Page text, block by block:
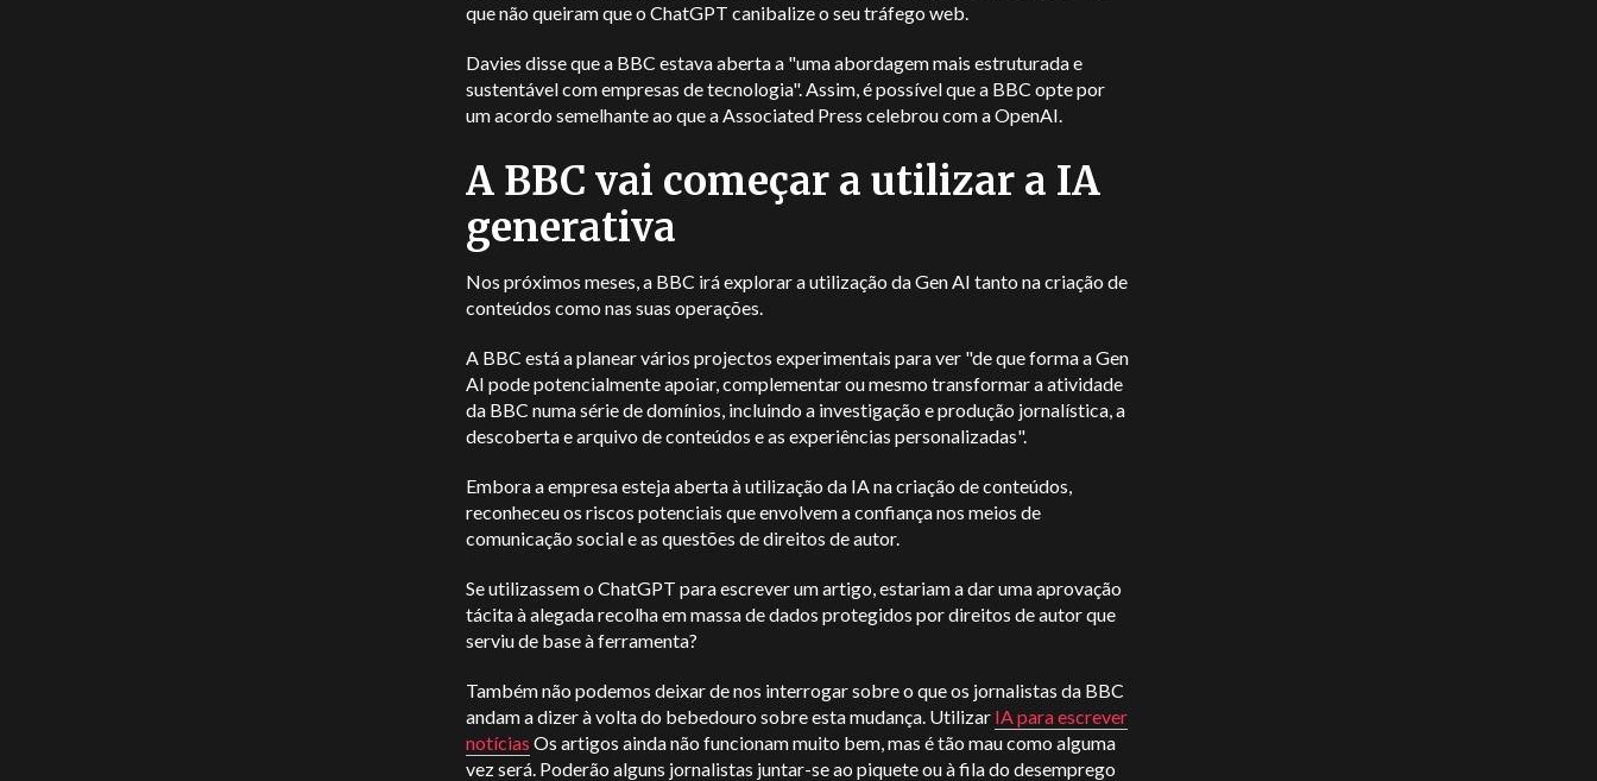
que não queiram que o ChatGPT canibalize o seu tráfego web.
Davies disse que a BBC estava aberta a "uma abordagem mais estruturada e
sustentável com empresas de tecnologia". Assim, é possível que a BBC opte por
um acordo semelhante ao que a Associated Press celebrou com a OpenAI.
A BBC vai começar a utilizar a IA
generativa
Nos próximos meses, a BBC irá explorar a utilização da Gen AI tanto na criação de
conteúdos como nas suas operações.
A BBC está a planear vários projectos experimentais para ver "de que forma a Gen
AI pode potencialmente apoiar, complementar ou mesmo transformar a atividade
da BBC numa série de domínios, incluindo a investigação e produção jornalística, a
descoberta e arquivo de conteúdos e as experiências personalizadas".
Embora a empresa esteja aberta à utilização da IA na criação de conteúdos,
reconheceu os riscos potenciais que envolvem a confiança nos meios de
comunicação social e as questões de direitos de autor.
Se utilizassem o ChatGPT para escrever um artigo, estariam a dar uma aprovação
tácita à alegada recolha em massa de dados protegidos por direitos de autor que
serviu de base à ferramenta?
Também não podemos deixar de nos interrogar sobre o que os jornalistas da BBC
andam a dizer à volta do bebedouro sobre esta mudança. Utilizar IA para escrever
notícias Os artigos ainda não funcionam muito bem, mas é tão mau como alguma
vez será. Poderão alguns jornalistas juntar-se ao piquete ou à fila do desemprego